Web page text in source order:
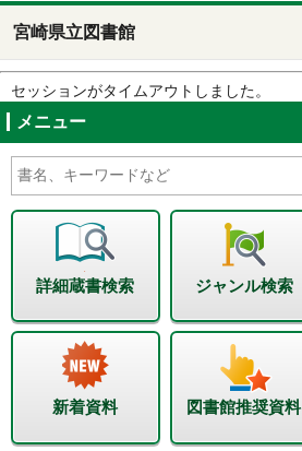
宮崎県立図書館
セッションがタイムアウトしました。
メニュー
詳細蔵書検索 ジャンル検索
新着資料 図書館推奨資料